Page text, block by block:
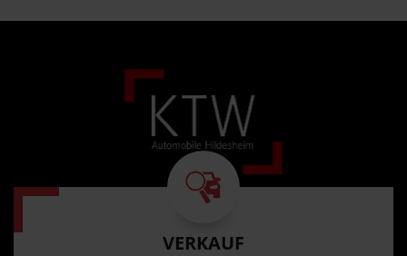
VERKAUF